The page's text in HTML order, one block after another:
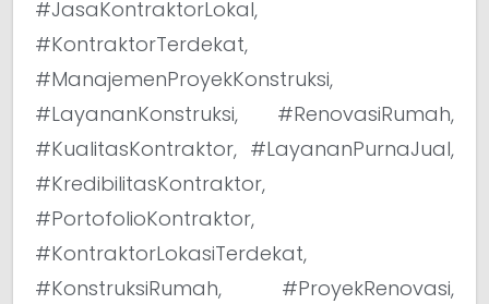
#JasaKontraktorLokal,
#KontraktorTerdekat,
#ManajemenProyekKonstruksi,
#LayananKonstruksi, #RenovasiRumah,
#KualitasKontraktor, #LayananPurnaJual,
#KredibilitasKontraktor,
#PortofolioKontraktor,
#KontraktorLokasiTerdekat,
#KonstruksiRumah, #ProyekRenovasi,